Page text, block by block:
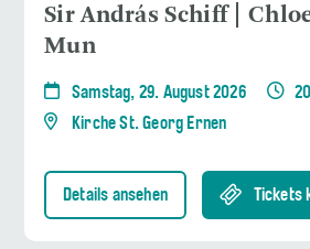
Sir András Schiff |
Mun
Samstag, 29. August 2026
Kirche St. Georg Ernen
Details ansehen Tickets